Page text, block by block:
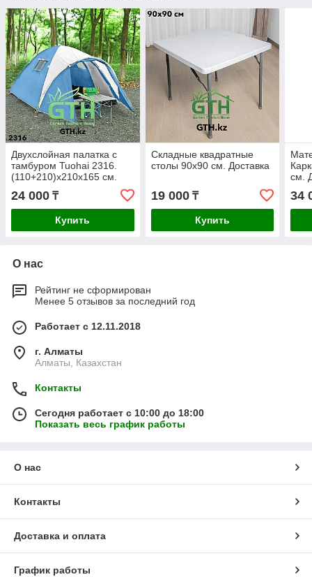
Двухслойная палатка с
тамбуром Tuohai 2316.
(110+210)х210х165 см.
Доставка .
24 000 ₸
Купить
Складные квадратные
столы 90х90 см. Доставка
19 000₸
Купить
см.
34
О нас
Рейтинг не сформирован
Менее 5 отзывов за последний год
Работает с 12.11.2018
г. Алматы
Алматы, Казахстан
Контакты
Сегодня работает с 10:00 до 18:00
Показать весь график работы
О нас
Контакты
Доставка и оплата
График работы